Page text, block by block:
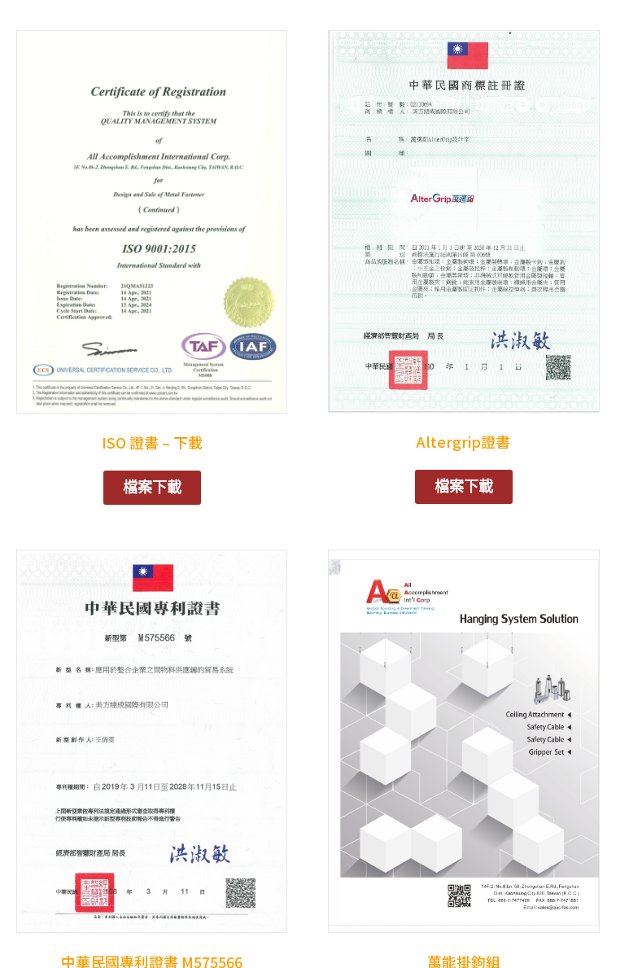
ISO 證書 – 下載
檔案下載
Altergrip證書
檔案下載
中華民國專利證書 M575566 萬能掛鉤組